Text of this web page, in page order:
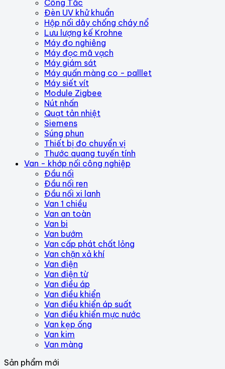
Công Tắc
Đèn UV khử khuẩn
Hộp nối dây chống cháy nổ
Lưu lượng kế Krohne
Máy đo nghiêng
Máy đọc mã vạch
Máy giám sát
Máy quấn màng co - palllet
Máy siết vít
Module Zigbee
Nút nhấn
Quạt tản nhiệt
Siemens
Súng phun
Thiết bị đo chuyển vị
Thước quang tuyến tính
Van - khớp nối công nghiệp
Đầu nối
Đầu nối ren
Đầu nối xi lanh
Van 1 chiều
Van an toàn
Van bi
Van bướm
Van cấp phát chất lỏng
Van chặn xả khí
Van điện
Van điện từ
Van điều áp
Van điều khiển
Van điều khiển áp suất
Van điều khiển mực nước
Van kẹp ống
Van kim
Van màng
Sản phẩm mới